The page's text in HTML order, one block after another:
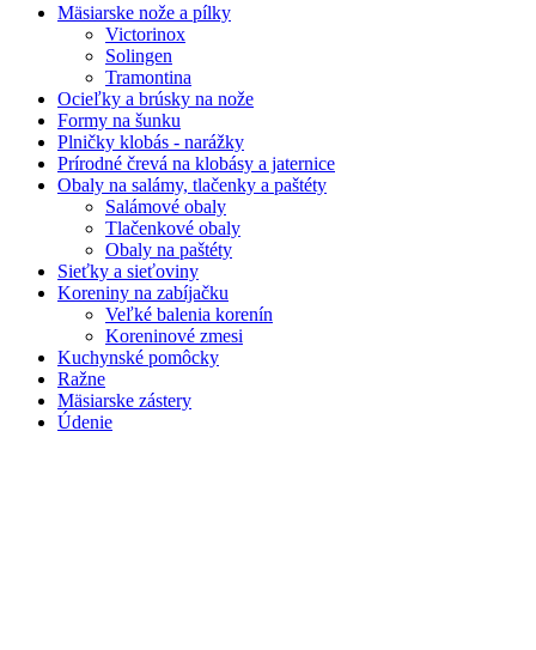
Mäsiarske nože a pílky
Victorinox
Solingen
Tramontina
Ocieľky a brúsky na nože
Formy na šunku
Plničky klobás - narážky
Prírodné črevá na klobásy a jaternice
Obaly na salámy, tlačenky a paštéty
Salámové obaly
Tlačenkové obaly
Obaly na paštéty
Sieťky a sieťoviny
Koreniny na zabíjačku
Veľké balenia korenín
Koreninové zmesi
Kuchynské pomôcky
Ražne
Mäsiarske zástery
Údenie